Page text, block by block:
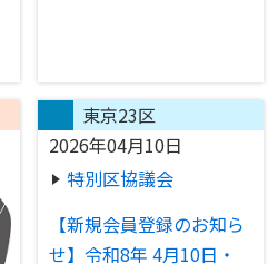
東京23区
2026年04月10日
特別区協議会
【新規会員登録のお知ら
せ】令和8年 4月10日・